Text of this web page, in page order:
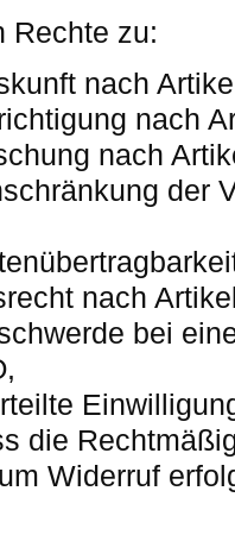
zu:
nach
nach
nach
der
nach
bei
die
Widerruf